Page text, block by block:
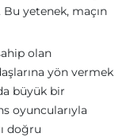
yetenek, maçın
olan
yön vermek
büyük bir
oyuncularıyla
doğru